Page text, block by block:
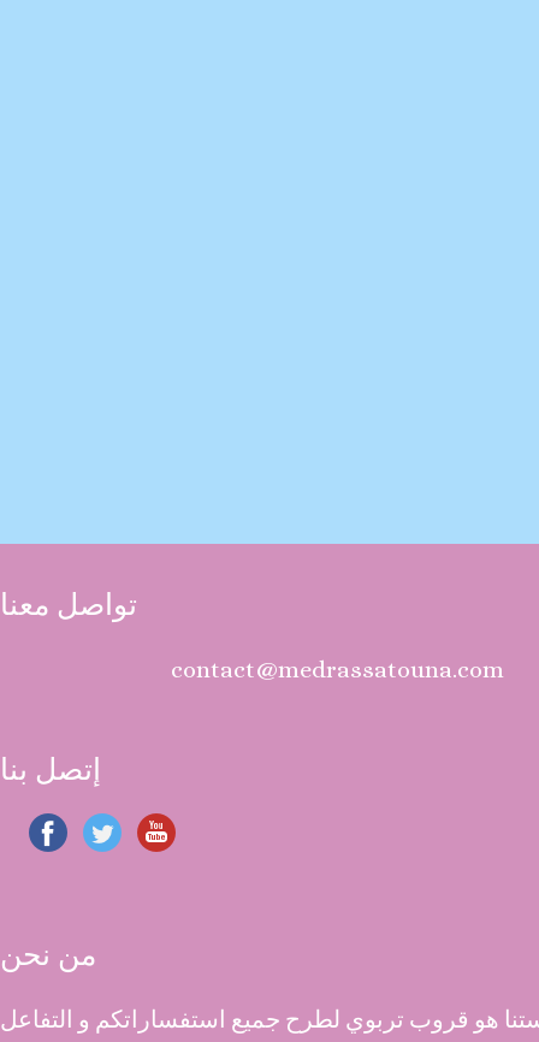
تواصل معنا
contact@medrassatouna.com
إتصل بنا
من نحن
هو قروب تربوي لطرح جميع استفساراتكم و التفاعل